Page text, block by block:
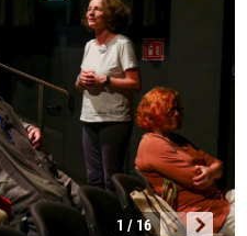
1 / 16